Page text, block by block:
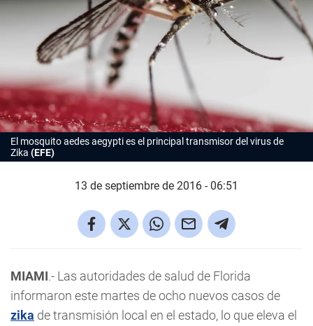
El mosquito aedes aegypti es el principal transmisor del virus de
Zika (EFE)
13 de septiembre de 2016 - 06:51
MIAMI.- Las autoridades de salud de Florida
informaron este martes de ocho nuevos casos de
zika de transmisión local en el estado, lo que eleva el